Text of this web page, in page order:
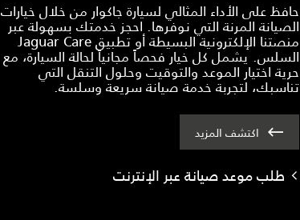
حافظ على الأداء المثالي لسيارة جاكوار من خلال خيارات
الصيانة المرنة التي نوفرها. احجز خدمتك بسهولة عبر
منصتنا الإلكترونية البسيطة أو تطبيق Jaguar Care
السلس. يشمل كل خيار فحصاً مجانياً لحالة السيارة، مع
حرية اختيار الموعد والتوقيت وحلول التنقل التي
تناسبك، لتجربة خدمة صيانة سريعة وسلسة.
اكتشف المزيد
طلب موعد صيانة عبر الإنترنت